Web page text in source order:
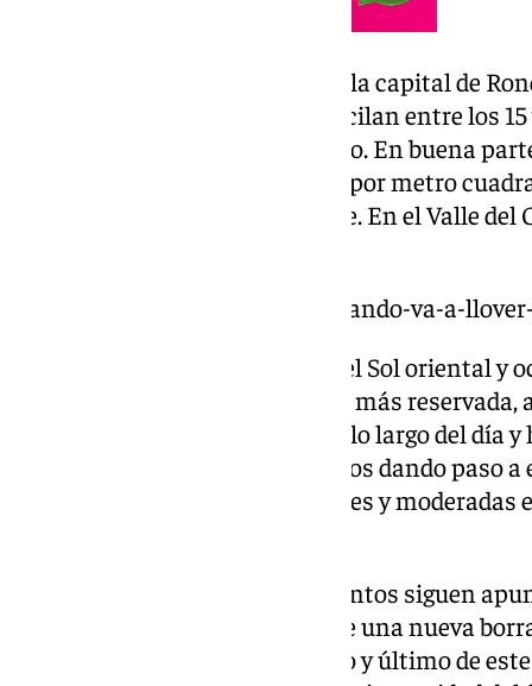
Registros positivos también en la capital de
Nieves, con acumulados que oscilan entre los
cuadrado dependiendo del punto. En buena
Archidona son más de 10 litros por metro
podrán seguir incrementándose. En el Valle
https://www.101tv.es/hasta-cuando-va-a-
Mientras, en la capital, Costa del Sol oriental y
del martes ha sido de momento más
modelos es que siga lloviendo a lo largo del día
cuando se irán abriendo los cielos dando paso
aún así podrá dejar lluvias débiles y
Las previsiones en estos momentos siguen
transición antes de la llegada de una nueva
que podría ser el mayor episodio y último de